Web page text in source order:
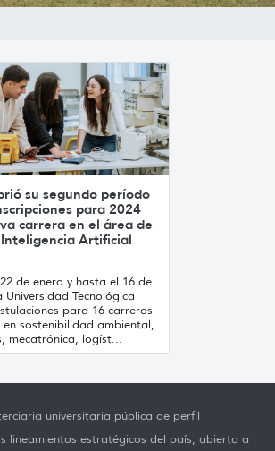
su segundo período
para 2024
carrera en el área de
Artificial
de enero y hasta el 16 de
Universidad Tecnológica
para 16 carreras
sostenibilidad ambiental,
mecatrónica, logíst...
universitaria pública de perfil
lineamientos estratégicos del país, abierta a